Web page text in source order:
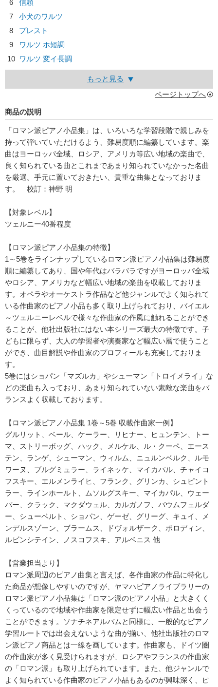
6
信頼
7
小犬のワルツ
8
プレスト
9
ワルツ ホ短調
10 ワルツ 変イ長調
もっと見る
ページトップへ
商品の説明
「ロマン派ピアノ小品集」は、いろいろな学習段階で親しみを
持って弾いていただけるよう、難易度順に編纂しています。楽
曲はヨーロッパ全域、ロシア、アメリカ等広い地域の楽曲で、
良く知られている曲とこれまであまり知られていなかった名曲
を厳選。手元に置いておきたい、貴重な曲集となっておりま
す。 校訂：神野 明
【対象レベル】
ツェルニー40番程度
【ロマン派ピアノ小品集の特徴】
1～5巻をラインナップしているロマン派ピアノ小品集は難易度
順に編纂してあり、国や年代はバラバラですがヨーロッパ全域
やロシア、アメリカなど幅広い地域の楽曲を収載しておりま
す。オペラやオーケストラ作品など他ジャンルでよく知られて
いる作曲家のピアノ小品も多く取り上げられており、バイエル
～ツェルニーレベルで様々な作曲家の作風に触れることができ
ることが、他社出版社にはない本シリーズ最大の特徴です。子
どもに限らず、大人の学習者や演奏家など幅広い層で使うこと
ができ、曲目解説や作曲家のプロフィールも充実しておりま
す。
5巻にはショパン「マズルカ」やシューマン「トロイメライ」な
どの楽曲も入っており、あまり知られていない素敵な楽曲をバ
ランスよく収載しております。
【ロマン派ピアノ小品集 1巻～5巻 収載作曲家一例】
グルリット、ベール、ケーラー、リヒナー、ヒュンテン、トー
マ、ストリーボッグ、ハック、メルケル、ル・クーペ、エース
テン、ランゲ、シューマン、ウィルム、ニュルンベルク、ルモ
ワーヌ、ブルグミュラー、ライネッケ、マイカパル、チャイコ
フスキー、エルメンライヒ、フランク、グリンカ、シュピント
ラー、ラインホールト、ムソルグスキー、マイカパル、ウェー
バー、クラック、マクダウェル、カルガノフ、バウムフェルダ
ー、シューベルト、ショパン、ゲーゼ、グリーグ、キュイ、メ
ンデルスゾーン、ブラームス、ドヴォルザーク、ボロディン、
ルビンシテイン、ノスコフスキ、アルベニス 他
【営業担当より】
ロマン派周辺のピアノ曲集と言えば、各作曲家の作品に特化し
た商品が想像しやすいのですが、ヤマハピアノライブラリーの
ロマン派ピアノ小品集は「ロマン派のピアノ小品」と大きくく
くっているので地域や作曲家を限定せずに幅広い作品と出会う
ことができます。ソナチネアルバムと同様に、一般的なピアノ
学習ルートでは出会えないような曲が揃い、他社出版社のロマ
ン派ピアノ商品とは一線を画しています。作曲家も、ドイツ圏
の作曲家が多く見受けられますが、ロシアやフランスの作曲家
の「ロマン派」も取り上げられています。また、他ジャンルで
よく知られている作曲家のピアノ小品もあるのが興味深く、ピ